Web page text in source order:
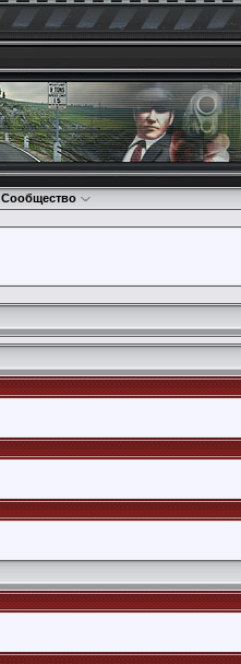
Сообщество